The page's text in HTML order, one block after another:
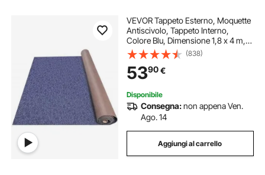
VEVOR Tappeto Esterno, Moquette
Antiscivolo, Tappeto Interno,
Colore Blu, Dimensione 1,8 x 4 m,
Tappeto per Interno e Esterno,
Materiale Fibra di Poliestere + TPR,
Facile da Taglio e Pulire
(838)
5390€
Disponibile
Consegna:non appena Ven.
Ago. 14
Aggiungi al carrello